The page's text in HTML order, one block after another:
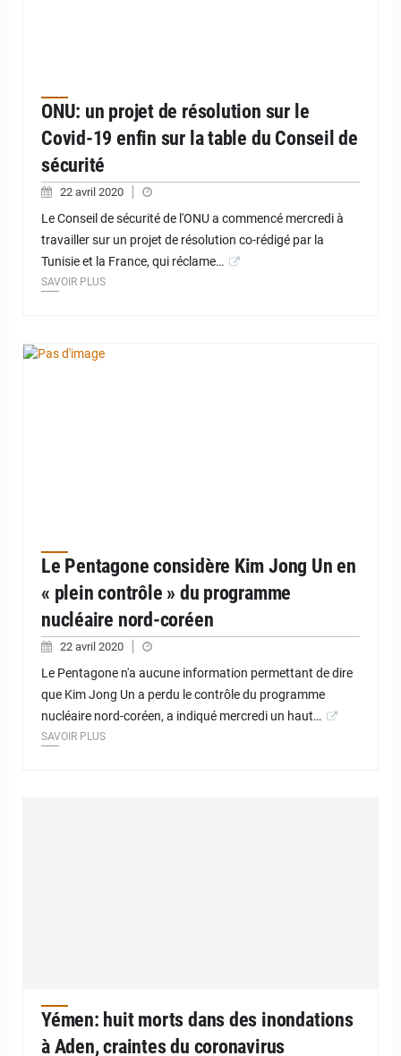
ONU: un projet de résolution sur le
Covid-19 enfin sur la table du Conseil de
sécurité
22 avril 2020
Le Conseil de sécurité de l'ONU a commencé mercredi à
travailler sur un projet de résolution co-rédigé par la
Tunisie et la France, qui réclame…
SAVOIR PLUS
Le Pentagone considère Kim Jong Un en
« plein contrôle » du programme
nucléaire nord-coréen
22 avril 2020
Le Pentagone n'a aucune information permettant de dire
que Kim Jong Un a perdu le contrôle du programme
nucléaire nord-coréen, a indiqué mercredi un haut…
SAVOIR PLUS
Yémen: huit morts dans des inondations
à Aden, craintes du coronavirus